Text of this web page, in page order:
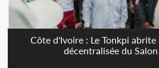
Côte d'Ivoire : Le Tonkpi
décentralisée du